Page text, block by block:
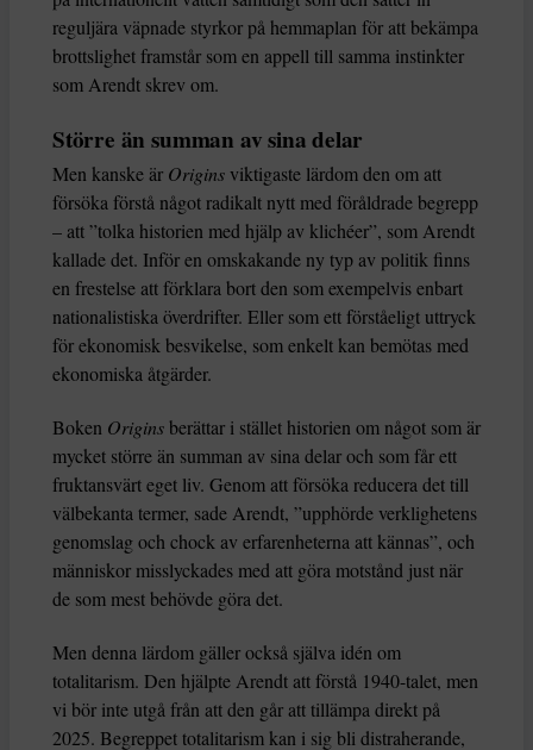
reguljära väpnade styrkor på hemmaplan för att bekämpa
brottslighet framstår som en appell till samma instinkter
som Arendt skrev om.
Större än summan av sina delar
Men kanske är Origins viktigaste lärdom den om att
försöka förstå något radikalt nytt med föråldrade begrepp
– att ”tolka historien med hjälp av klichéer”, som Arendt
kallade det. Inför en omskakande ny typ av politik finns
en frestelse att förklara bort den som exempelvis enbart
nationalistiska överdrifter. Eller som ett förståeligt uttryck
för ekonomisk besvikelse, som enkelt kan bemötas med
ekonomiska åtgärder.
Boken Originsberättar i stället historien om något som är
mycket större än summan av sina delar och som får ett
fruktansvärt eget liv. Genom att försöka reducera det till
välbekanta termer, sade Arendt, ”upphörde verklighetens
genomslag och chock av erfarenheterna att kännas”, och
människor misslyckades med att göra motstånd just när
de som mest behövde göra det.
Men denna lärdom gäller också själva idén om
totalitarism. Den hjälpte Arendt att förstå 1940-talet, men
vi bör inte utgå från att den går att tillämpa direkt på
2025. Begreppet totalitarism kan i sig bli distraherande,